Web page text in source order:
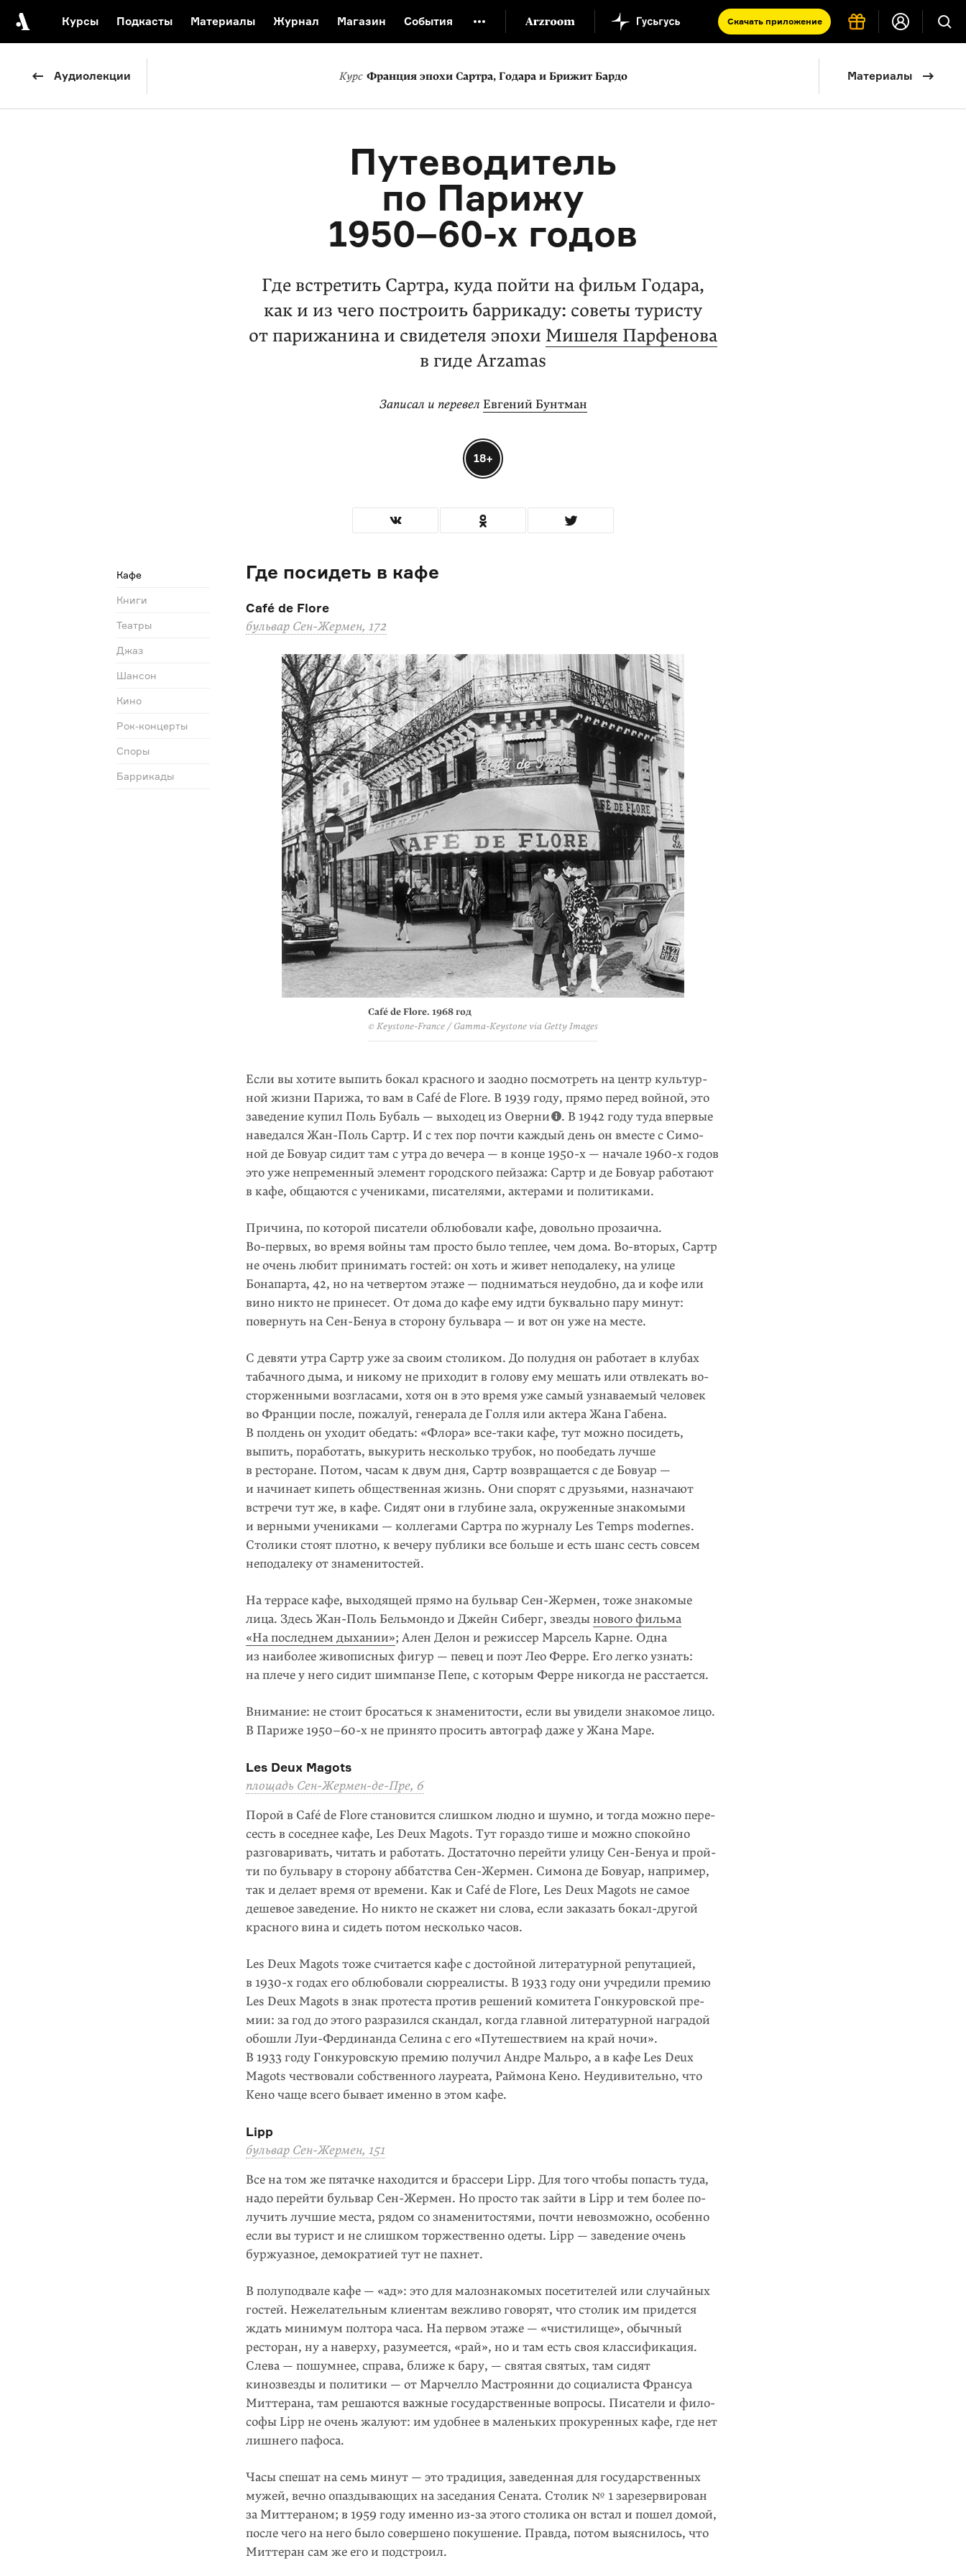
Курс Франция эпохи Сартра, Годара и Брижит Бардо
Аудиолекции Материалы
Курсы Подкасты Материалы Журнал Магазин События Скачать приложение
Видеоистория русской культуры
Русский язык от «гой еси» до «лол кек»
Путеводитель
по Парижу
1950–60-х годов
Где встретить Сартра, куда пойти на фильм Годара,
как и из чего построить баррикаду: советы туристу
от парижанина и свидетеля эпохи Мишеля Парфенова
в гиде Arzamas
Записал и перевел Евгений Бунтман
18+
Кафе
Книги
Театры
Джаз
Шансон
Кино
Рок-концерты
Споры
Баррикады
Где посидеть в кафе
Café de Flore
бульвар Сен-Жермен, 172
Café de Flore. 1968 год
© Keystone-France / Gamma-Keystone via Getty Images
Если вы хотите выпить бокал красного и заодно посмотреть на центр культур­
ной жизни Парижа, то вам в Café de Flore. В 1939 году, прямо перед вой­ной, это
заведение купил Поль Бубаль — вы­ходец из Оверни
. В 1942 году туда впервые
наведался Жан-Поль Сартр. И с тех пор почти каждый день он вместе с Симо­
ной де Бовуар сидит там с утра до вече­ра — в конце 1950-х — начале 1960-х годов
это уже непременный элемент город­ского пейзажа: Сартр и де Бовуар работают
в кафе, общаются с учени­ками, писателями, акте­рами и политиками.
Причина, по которой писатели облюбовали кафе, довольно прозаична.
Во-первых, во время войны там просто было теплее, чем дома. Во-вторых, Сартр
не очень любит принимать гостей: он хоть и живет неподалеку, на улице
Бонапарта, 42, но на четвертом этаже — подниматься неудобно, да и кофе или
вино никто не принесет. От дома до кафе ему идти буквально пару минут:
повернуть на Сен-Бенуа в сторону бульвара — и вот он уже на месте.
С девяти утра Сартр уже за своим столиком. До полудня он работает в клубах
табачного дыма, и никому не приходит в голову ему мешать или отвлекать во­
сторжен­ными возгласами, хотя он в это время уже самый узнаваемый че­ловек
во Фран­ции после, пожалуй, генерала де Голля или актера Жана Габена.
В полдень он уходит обедать: «Флора» все-таки кафе, тут можно посидеть,
выпить, пора­ботать, выку­рить несколько трубок, но пообедать лучше
в ресторане. Потом, часам к двум дня, Сартр возвращается с де Бовуар —
и начинает ки­петь об­щественная жизнь. Они спорят с друзьями, назначают
встречи тут же, в кафе. Сидят они в глубине зала, окруженные знакомыми
и верными учени­ками — кол­легами Сартра по журналу Les Temps modernes.
Столики стоят плот­но, к вечеру публики все больше и есть шанс сесть совсем
неподалеку от зна­менитостей.
На террасе кафе, выходящей прямо на буль­вар Сен-Жермен, тоже знакомые
лица. Здесь Жан-Поль Бельмондо и Джейн Сиберг, звездынового фильма
«На по­следнем дыхании»; Ален Делон и режиссер Марсель Карне. Одна
из наиболее живо­пис­ных фи­гур — певец и поэт Лео Ферре. Его легко узнать:
на плече у него сидит шим­панзе Пепе, с которым Ферре никогда не расстается.
Внимание: не стоит бросаться к знамени­тости, если вы увидели знакомое лицо.
В Париже 1950–60-хне принято просить автограф даже у Жана Маре.
Les Deux Magots
площадь Сен-Жермен-де-Пре, 6
Порой в Café de Flore становится слишком людно и шумно, и тогда можно пере­
сесть в соседнее кафе, Les Deux Magots. Тут гораз­до тише и можно спокойно
разговаривать, читать и работать. Достаточно перейти улицу Сен-Бенуа и прой­
ти по бульвару в сторону аббатства Сен-Жермен. Симона де Бо­вуар, например,
так и делает время от времени. Как и Café de Flore, Les Deux Magots не самое
дешевое за­ведение. Но никто не скажет ни слова, если заказать бокал-другой
красного вина и сидеть потом несколько часов.
Les Deux Magots тоже считается кафе с достой­ной литературной репутацией,
в 1930-х годах его облюбовали сюрреалисты. В 1933 году они учредили премию
Les Deux Magots в знак протеста против решений комитета Гонкуровской пре­
мии: за год до это­го разразился скандал, когда глав­ной литературной наградой
обошли Луи-Фер­динанда Селина с его «Путеше­ствием на край ночи».
В 1933 году Гонкуровскую премию получил Андре Маль­ро, а в кафе Les Deux
Magots чествовали собствен­ного лауреата, Раймона Кено. Неудивительно, что
Кено чаще всего бывает именно в этом кафе.
Lipp
бульвар Сен-Жермен, 151
Все на том же пятачке находится и брас­сери Lipp. Для того чтобы попасть туда,
надо перейти бульвар Сен-Жермен. Но просто так зайти в Lipp и тем более по­
лучить лучшие места, рядом со знаменитостями, почти невоз­можно, особенно
если вы турист и не слишком торже­ственно одеты. Lipp — заведение очень
буржуазное, демократией тут не пахнет.
В полуподвале кафе — «ад»: это для мало­зна­ко­мых посетителей или случайных
го­стей. Нежелательным клиентам вежливо говорят, что столик им придется
ждать минимум полтора часа. На первом этаже — «чи­стилище», обычный
ресторан, ну а наверху, разумеется, «рай», но и там есть своя классификация.
Слева — пошумнее, справа, ближе к бару, — святая свя­тых, там сидят
кинозвезды и политики — от Марчелло Мастроянни до социа­листа Франсуа
Миттерана, там решаются важные государ­ственные вопросы. Писатели и фило­
софы Lipp не очень жалуют: им удобнее в маленьких прокуренных кафе, где нет
лишнего пафоса.
Часы спешат на семь минут — это тра­ди­ция, заведенная для государственных
мужей, вечно опаздывающих на заседания Сената. Столик № 1 зарезервирован
за Миттераном; в 1959 году именно из-за это­го столика он встал и пошел домой,
после чего на него было совершено покушение. Правда, потом выяснилось, что
Миттеран сам же его и подстроил.